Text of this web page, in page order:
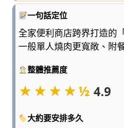
鑑，
用，
一句話定位
全家便利商店跨界打造的
一般單人燒肉更寬敞、附
整體推薦度
★★★★½ 4.9
大約要安排多久